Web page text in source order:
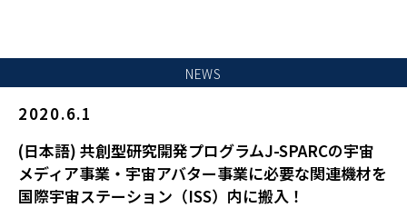
NEWS
2020.6.1
(日本語) 共創型研究開発プログラムJ-SPARCの宇宙
メディア事業・宇宙アバター事業に必要な関連機材を
国際宇宙ステーション（ISS）内に搬入！